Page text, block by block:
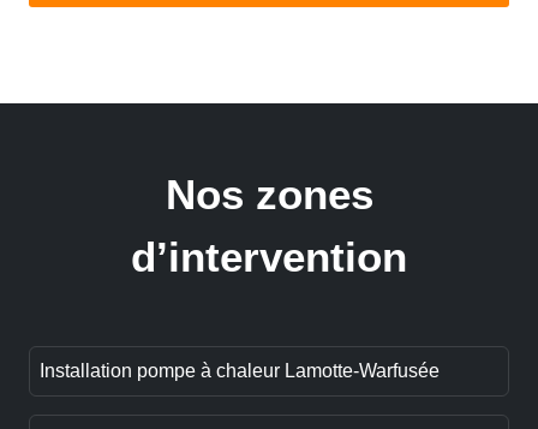
Nos zones
d’intervention
Installation pompe à chaleur Lamotte-Warfusée